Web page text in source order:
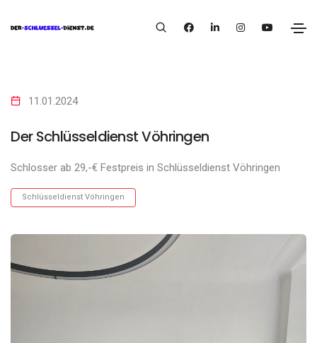
11.01.2024
Der Schlüsseldienst Vöhringen
Schlosser ab 29,-€ Festpreis in Schlüsseldienst Vöhringen
Schlüsseldienst Vöhringen